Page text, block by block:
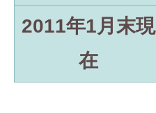
2011年1月末現
在